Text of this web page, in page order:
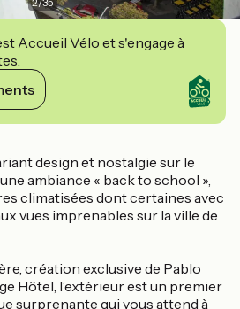
Accueil Vélo et s'engage à
design et nostalgie sur le
une ambiance « back to school »,
climatisées dont certaines avec
vues imprenables sur la ville de
création exclusive de Pablo
Hôtel, l’extérieur est un premier
surprenante qui vous attend à